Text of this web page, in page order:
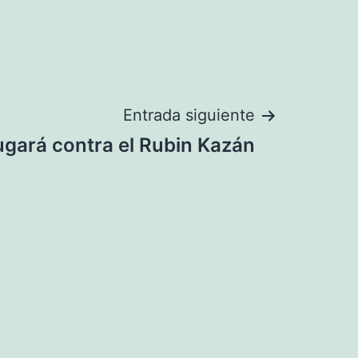
Entrada siguiente
contra el Rubin Kazán